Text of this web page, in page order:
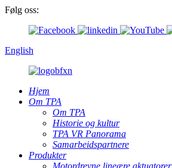
Følg oss:
English
Hjem
Om TPA
Om TPA
Historie og kultur
TPA VR Panorama
Samarbeidspartnere
Produkter
Motordrevne lineære aktuatorer